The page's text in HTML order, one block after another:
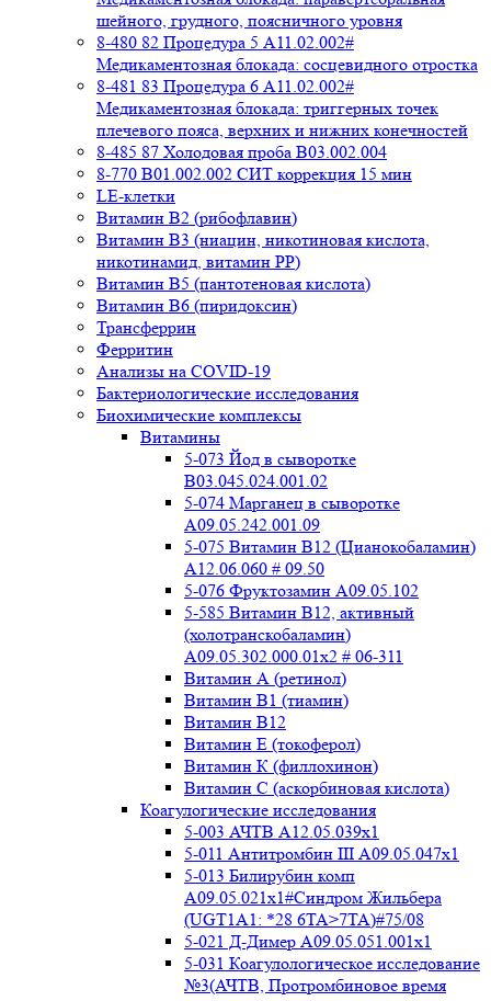
шейного, грудного, поясничного уровня
8-480 82 Процедура 5 A11.02.002#
Медикаментозная блокада: сосцевидного отростка
8-481 83 Процедура 6 A11.02.002#
Медикаментозная блокада: триггерных точек
плечевого пояса, верхних и нижних конечностей
8-485 87 Холодовая проба В03.002.004
8-770 B01.002.002 СИТ коррекция 15 мин
LE-клетки
Витамин В2 (рибофлавин)
Витамин В3 (ниацин, никотиновая кислота,
никотинамид, витамин PP)
Витамин В5 (пантотеновая кислота)
Витамин В6 (пиридоксин)
Трансферрин
Ферритин
Анализы на COVID-19
Бактериологические исследования
Биохимические комплексы
Витамины
5-073 Йод в сыворотке
B03.045.024.001.02
5-074 Марганец в сыворотке
A09.05.242.001.09
5-075 Витамин В12 (Цианокобаламин)
A12.06.060 # 09.50
5-076 Фруктозамин A09.05.102
5-585 Витамин B12, активный
(холотранскобаламин)
A09.05.302.000.01x2 # 06-311
Витамин А (ретинол)
Витамин В1 (тиамин)
Витамин В12
Витамин Е (токоферол)
Витамин К (филлохинон)
Витамин С (аскорбиновая кислота)
Коагулогические исследования
5-003 АЧТВ А12.05.039x1
5-011 Антитромбин III А09.05.047x1
5-013 Билирубин комп
A09.05.021x1#Синдром Жильбера
(UGT1A1: *28 6TA>7TA)#75/08
5-021 Д-Димер А09.05.051.001x1
5-031 Коагулологическое исследование
№3(АЧТВ, Протромбиновое время